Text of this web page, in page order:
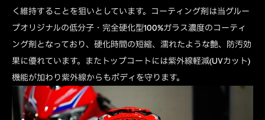
く維持することを狙いとしています。コーティング剤は当グルー
プオリジナルの低分子・完全硬化型100%ガラス濃度のコーティ
ング剤となっており、硬化時間の短縮、濡れたような艶、防汚効
果に優れています。またトップコートには紫外線軽減(UVカット)
機能が加わり紫外線からもボディを守ります。